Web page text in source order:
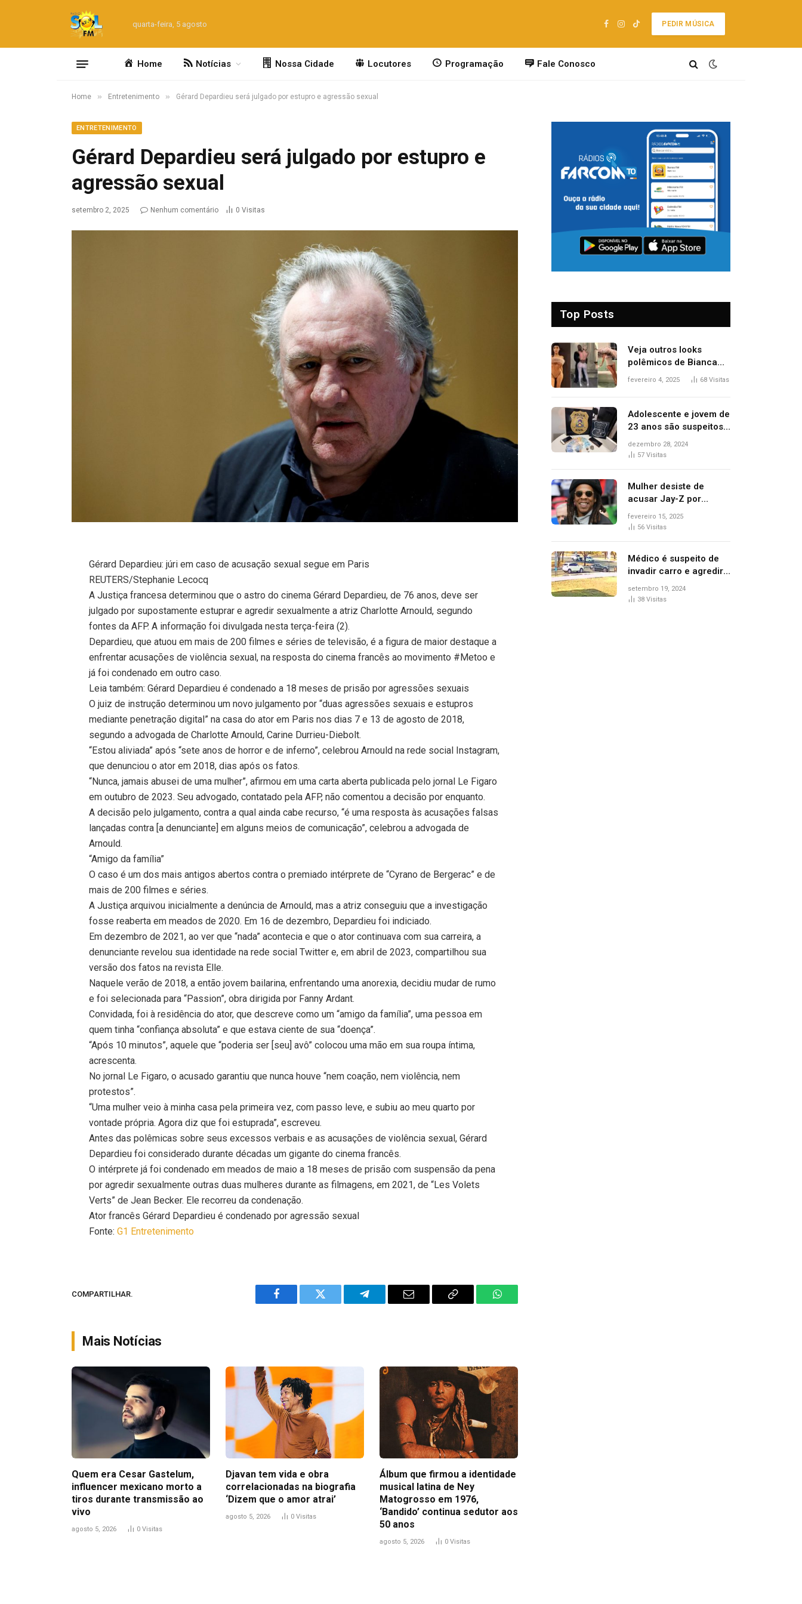
quarta-feira, 5 agosto
Facebook
Instagram
TikTok
PEDIR MÚSICA
Home Notícias Nossa Cidade Locutores Programação Fale Conosco
Home » Entretenimento » Gérard Depardieu será julgado por estupro e agressão sexual
ENTRETENIMENTO
Gérard Depardieu será julgado por estupro e
agressão sexual
setembro 2, 2025 Nenhum comentário 0 Visitas
Gérard Depardieu: júri em caso de acusação sexual segue em Paris
REUTERS/Stephanie Lecocq
A Justiça francesa determinou que o astro do cinema Gérard Depardieu, de 76 anos, deve ser
julgado por supostamente estuprar e agredir sexualmente a atriz Charlotte Arnould, segundo
fontes da AFP. A informação foi divulgada nesta terça-feira (2).
Depardieu, que atuou em mais de 200 filmes e séries de televisão, é a figura de maior destaque a
enfrentar acusações de violência sexual, na resposta do cinema francês ao movimento #Metoo e
já foi condenado em outro caso.
Leia também: Gérard Depardieu é condenado a 18 meses de prisão por agressões sexuais
O juiz de instrução determinou um novo julgamento por “duas agressões sexuais e estupros
mediante penetração digital” na casa do ator em Paris nos dias 7 e 13 de agosto de 2018,
segundo a advogada de Charlotte Arnould, Carine Durrieu-Diebolt.
“Estou aliviada” após “sete anos de horror e de inferno”, celebrou Arnould na rede social Instagram,
que denunciou o ator em 2018, dias após os fatos.
“Nunca, jamais abusei de uma mulher”, afirmou em uma carta aberta publicada pelo jornal Le Figaro
em outubro de 2023. Seu advogado, contatado pela AFP, não comentou a decisão por enquanto.
A decisão pelo julgamento, contra a qual ainda cabe recurso, “é uma resposta às acusações falsas
lançadas contra [a denunciante] em alguns meios de comunicação”, celebrou a advogada de
Arnould.
“Amigo da família”
O caso é um dos mais antigos abertos contra o premiado intérprete de “Cyrano de Bergerac” e de
mais de 200 filmes e séries.
A Justiça arquivou inicialmente a denúncia de Arnould, mas a atriz conseguiu que a investigação
fosse reaberta em meados de 2020. Em 16 de dezembro, Depardieu foi indiciado.
Em dezembro de 2021, ao ver que “nada” acontecia e que o ator continuava com sua carreira, a
denunciante revelou sua identidade na rede social Twitter e, em abril de 2023, compartilhou sua
versão dos fatos na revista Elle.
Naquele verão de 2018, a então jovem bailarina, enfrentando uma anorexia, decidiu mudar de rumo
e foi selecionada para “Passion”, obra dirigida por Fanny Ardant.
Convidada, foi à residência do ator, que descreve como um “amigo da família”, uma pessoa em
quem tinha “confiança absoluta” e que estava ciente de sua “doença”.
“Após 10 minutos”, aquele que “poderia ser [seu] avô” colocou uma mão em sua roupa íntima,
acrescenta.
No jornal Le Figaro, o acusado garantiu que nunca houve “nem coação, nem violência, nem
protestos”.
“Uma mulher veio à minha casa pela primeira vez, com passo leve, e subiu ao meu quarto por
vontade própria. Agora diz que foi estuprada”, escreveu.
Antes das polêmicas sobre seus excessos verbais e as acusações de violência sexual, Gérard
Depardieu foi considerado durante décadas um gigante do cinema francês.
O intérprete já foi condenado em meados de maio a 18 meses de prisão com suspensão da pena
por agredir sexualmente outras duas mulheres durante as filmagens, em 2021, de “Les Volets
Verts” de Jean Becker. Ele recorreu da condenação.
Ator francês Gérard Depardieu é condenado por agressão sexual
Fonte:G1 Entretenimento
COMPARTILHAR.
Facebook Twitter Telegram Email
Copy
WhatsApp
Mais Notícias
Quem era Cesar Gastelum,
influencer mexicano morto a
tiros durante transmissão ao
vivo
agosto 5, 2026 0 Visitas
Djavan tem vida e obra
correlacionadas na biografia
‘Dizem que o amor atrai’
agosto 5, 2026 0 Visitas
Álbum que firmou a identidade
musical latina de Ney
Matogrosso em 1976,
‘Bandido’ continua sedutor aos
50 anos
agosto 5, 2026 0 Visitas
Top Posts
Veja outros looks
polêmicos de Bianca
Censori, esposa de
Grammy 2025
fevereiro 4, 2025 68 Visitas
Adolescente e jovem de
23 anos são suspeitos
de vender drogas
próximo de delegacia e
dezembro 28, 2024
57 Visitas
Mulher desiste de
acusar Jay-Z por
estupro, diz revista
fevereiro 15, 2025
56 Visitas
Médico é suspeito de
invadir carro e agredir
delegado aposentado
durante confusão no
setembro 19, 2024
38 Visitas